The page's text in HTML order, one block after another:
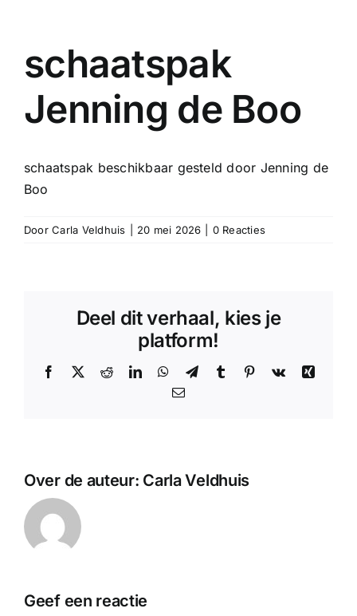
schaatspak
Jenning de Boo
schaatspak beschikbaar gesteld door Jenning de
Boo
DoorCarla Veldhuis 20 mei 2026 0 Reacties
Deel dit verhaal, kies je
platform!
Facebook
X RedditLinkedInWhatsApp
TelegramTumblr Pinterest
Vk
Xing
E-
Over de auteur: Carla Veldhuis
Geef een reactie